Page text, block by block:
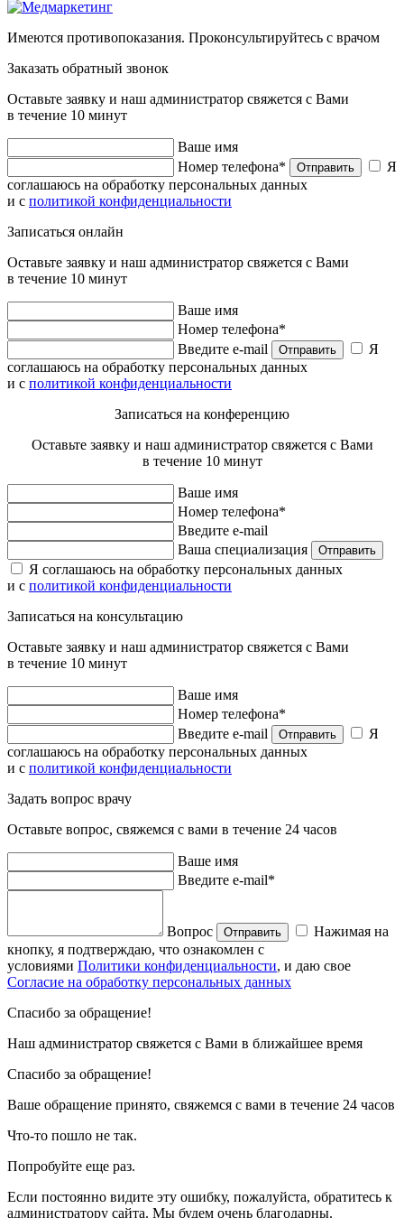
Имеются противопоказания. Проконсультируйтесь с врачом
Заказать обратный звонок
Оставьте заявку и наш администратор свяжется с Вами
в течение 10 минут
Ваше имя
Номер телефона*
Отправить
Я
соглашаюсь на обработку персональных данных
и с политикой конфиденциальности
Записаться онлайн
Оставьте заявку и наш администратор свяжется с Вами
в течение 10 минут
Ваше имя
Номер телефона*
Введите e-mail
Отправить
Я
соглашаюсь на обработку персональных данных
и с политикой конфиденциальности
Записаться на конференцию
Оставьте заявку и наш администратор свяжется с Вами
в течение 10 минут
Ваше имя
Номер телефона*
Введите e-mail
Ваша специализация
Отправить
Я соглашаюсь на обработку персональных данных
и с политикой конфиденциальности
Записаться на консультацию
Оставьте заявку и наш администратор свяжется с Вами
в течение 10 минут
Ваше имя
Номер телефона*
Введите e-mail
Отправить
Я
соглашаюсь на обработку персональных данных
и с политикой конфиденциальности
Задать вопрос врачу
Оставьте вопрос, свяжемся с вами в течение 24 часов
Ваше имя
Введите e-mail*
Вопрос Отправить
Нажимая на
кнопку, я подтверждаю, что ознакомлен с
условиями Политики конфиденциальности, и даю свое
Согласие на обработку персональных данных
Спасибо за обращение!
Наш администратор свяжется с Вами в ближайшее время
Спасибо за обращение!
Ваше обращение принято, свяжемся с вами в течение 24 часов
Что-то пошло не так.
Попробуйте еще раз.
Если постоянно видите эту ошибку, пожалуйста, обратитесь к
администратору сайта. Мы будем очень благодарны.